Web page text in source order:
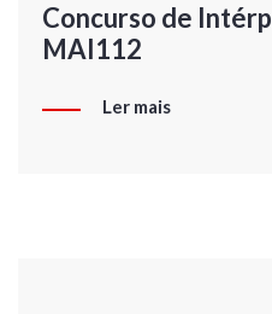
Concurso de
MAI112
Ler mais